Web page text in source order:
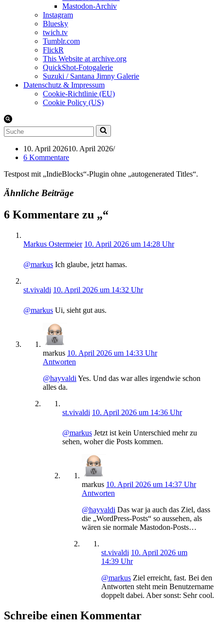
Mastodon-Archiv
Instagram
Bluesky
twich.tv
Tumblr.com
FlickR
This Website at archive.org
QuickShot-Fotogalerie
Suzuki / Santana Jimny Galerie
Datenschutz & Impressum
Cookie-Richtlinie (EU)
Cookie Policy (US)
Suchen
nach …
10. April 202610. April 2026
6 Kommentare
Testpost mit „IndieBlocks“-Plugin ohne „autogenerated Titles“.
Ähnliche Beiträge
6 Kommentare zu „“
Markus Ostermeier 10. April 2026 um 14:28 Uhr
@markus Ich glaube, jetzt hamas.
st.vivaldi 10. April 2026 um 14:32 Uhr
@markus Ui, sieht gut aus.
markus 10. April 2026 um 14:33 Uhr
Antworten
@hayvaldi Yes. Und das war alles irgendwie schon
alles da.
st.vivaldi 10. April 2026 um 14:36 Uhr
@markus Jetzt ist kein Unterschied mehr zu
sehen, woher die Posts kommen.
markus 10. April 2026 um 14:37 Uhr
Antworten
@hayvaldi Das war ja auch das Ziel, dass
die „WordPress-Posts“ so aussehen, als
wären sie normale Mastodon-Posts…
st.vivaldi 10. April 2026 um
14:39 Uhr
@markus Ziel erreicht, fast. Bei den
Antworten steht mein Benutzername
doppelt dabei. Aber sonst: Sehr cool.
Schreibe einen Kommentar